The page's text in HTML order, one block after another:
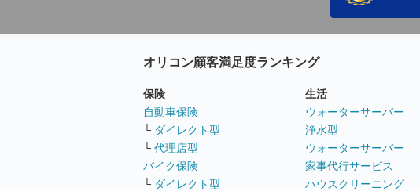
オリコン顧客満足度ランキング
保険
自動車保険
└ ダイレクト型
└ 代理店型
バイク保険
└ ダイレクト型
生活
ウォーターサーバー
浄水型
ウォーターサーバー
家事代行サービス
ハウスクリーニング